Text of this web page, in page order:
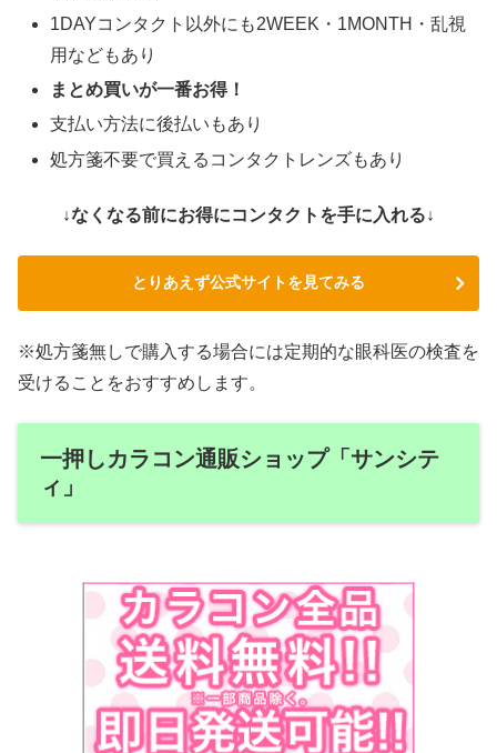
1DAYコンタクト以外にも2WEEK・1MONTH・乱視
用などもあり
まとめ買いが一番お得！
支払い方法に後払いもあり
処方箋不要で買えるコンタクトレンズもあり
↓なくなる前にお得にコンタクトを手に入れる↓
とりあえず公式サイトを見てみる
※処方箋無しで購入する場合には定期的な眼科医の検査を
受けることをおすすめします。
一押しカラコン通販ショップ「サンシテ
ィ」